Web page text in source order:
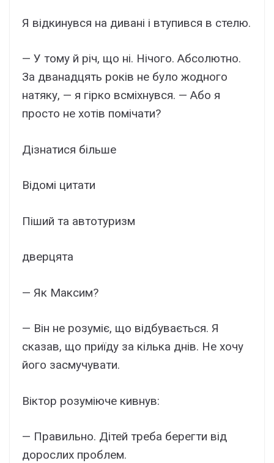
Я відкинувся на дивані і втупився в стелю.
— У тому й річ, що ні. Нічого. Абсолютно.
За дванадцять років не було жодного
натяку, — я гірко всміхнувся. — Або я
просто не хотів помічати?
Дізнатися більше
Відомі цитати
Піший та автотуризм
дверцята
— Як Максим?
— Він не розуміє, що відбувається. Я
сказав, що приїду за кілька днів. Не хочу
його засмучувати.
Віктор розуміюче кивнув:
— Правильно. Дітей треба берегти від
дорослих проблем.